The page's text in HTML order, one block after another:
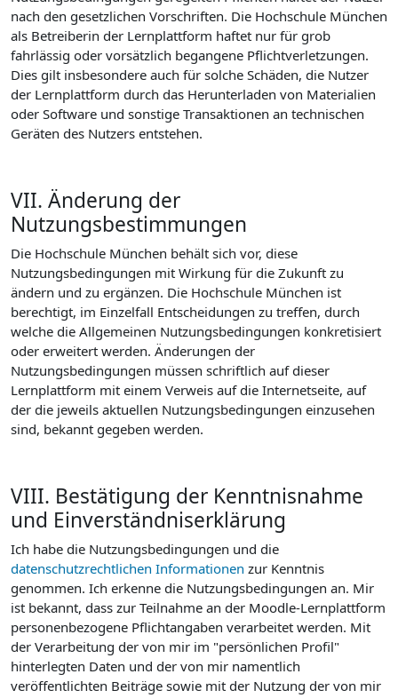
nach den gesetzlichen Vorschriften. Die Hochschule München
als Betreiberin der Lernplattform haftet nur für grob
fahrlässig oder vorsätzlich begangene Pflichtverletzungen.
Dies gilt insbesondere auch für solche Schäden, die Nutzer
der Lernplattform durch das Herunterladen von Materialien
oder Software und sonstige Transaktionen an technischen
Geräten des Nutzers entstehen.
VII. Änderung der
Nutzungsbestimmungen
Die Hochschule München behält sich vor, diese
Nutzungsbedingungen mit Wirkung für die Zukunft zu
ändern und zu ergänzen. Die Hochschule München ist
berechtigt, im Einzelfall Entscheidungen zu treffen, durch
welche die Allgemeinen Nutzungsbedingungen konkretisiert
oder erweitert werden. Änderungen der
Nutzungsbedingungen müssen schriftlich auf dieser
Lernplattform mit einem Verweis auf die Internetseite, auf
der die jeweils aktuellen Nutzungsbedingungen einzusehen
sind, bekannt gegeben werden.
VIII. Bestätigung der Kenntnisnahme
und Einverständniserklärung
Ich habe die Nutzungsbedingungen und die
datenschutzrechtlichen Informationen zur Kenntnis
genommen. Ich erkenne die Nutzungsbedingungen an. Mir
ist bekannt, dass zur Teilnahme an der Moodle-Lernplattform
personenbezogene Pflichtangaben verarbeitet werden. Mit
der Verarbeitung der von mir im "persönlichen Profil"
hinterlegten Daten und der von mir namentlich
veröffentlichten Beiträge sowie mit der Nutzung der von mir